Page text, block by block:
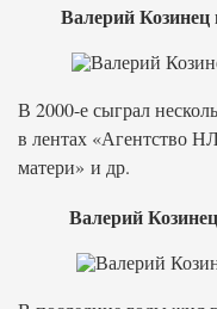
Валерий
В 2000-е сыграл
в лентах «Агентство
матери» и др.
Валерий